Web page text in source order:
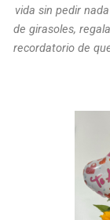
vida sin pedir
de girasoles,
recordatorio de